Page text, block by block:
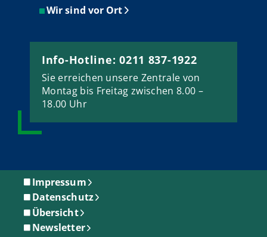
Wir sind vor Ort
Info-Hotline: 0211 837-1922
Sie erreichen unsere Zentrale von
Montag bis Freitag zwischen 8.00 –
18.00 Uhr
Impressum
Datenschutz
Übersicht
Newsletter